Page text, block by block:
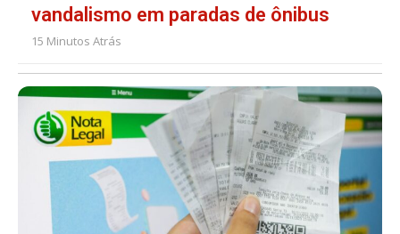
vandalismo em paradas de ônibus
15 Minutos Atrás